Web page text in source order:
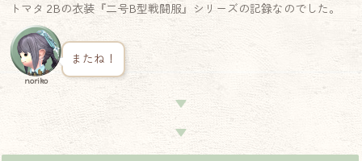
トマタ 2Bの衣装『二号B型戦闘服』シリーズの記録なのでした。
noriko
またね！
▼
▼